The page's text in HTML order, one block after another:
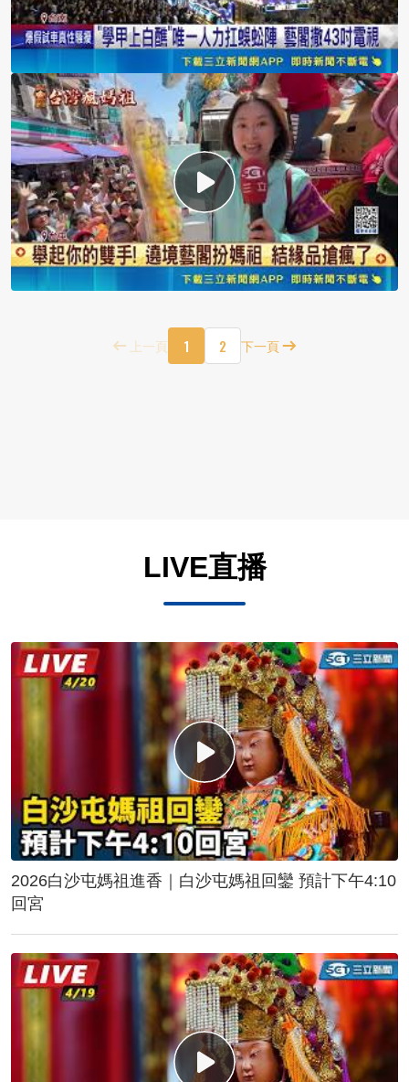
上一頁 1 2 下一頁
LIVE直播
2026白沙屯媽祖進香｜白沙屯媽祖回鑾 預計下午4:10
回宮